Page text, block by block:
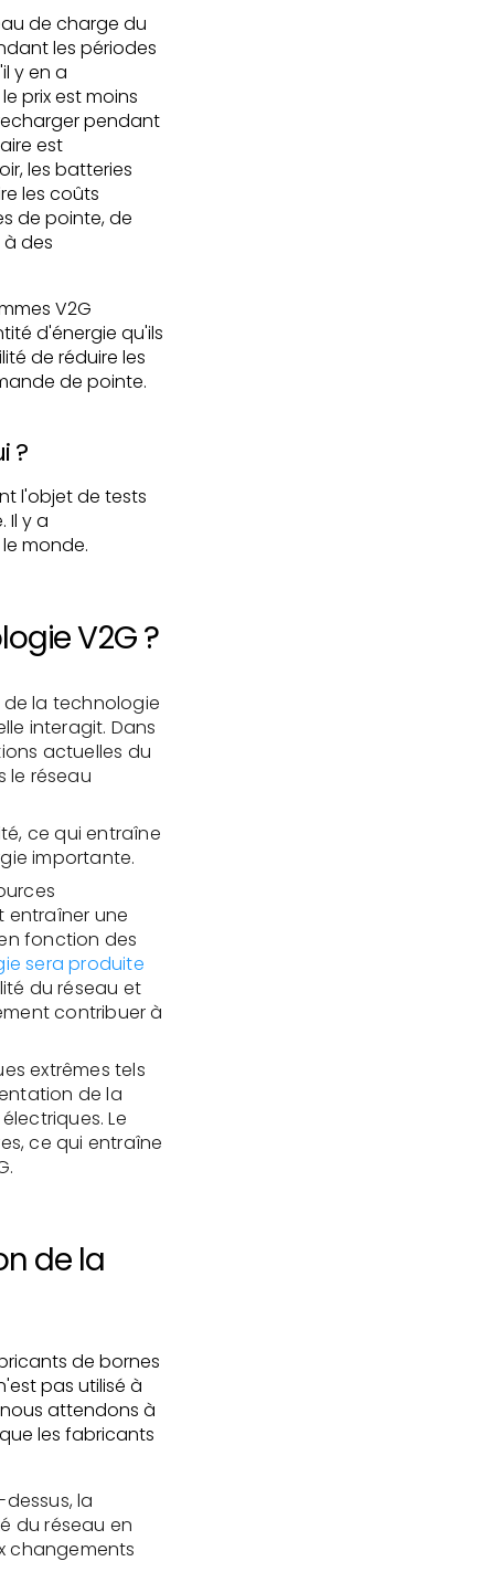
de charge du
les périodes
y en a
prix est moins
pendant
est
les batteries
les coûts
de pointe, de
des
V2G
d'énergie qu'ils
de réduire les
de pointe.
?
l'objet de tests
Il y a
monde.
V2G ?
de la technologie
interagit. Dans
actuelles du
le réseau
ce qui entraîne
importante.
entraîner une
fonction des
sera produite
du réseau et
contribuer à
extrêmes tels
de la
Le
ce qui entraîne
de la
de bornes
pas utilisé à
attendons à
les fabricants
la
du réseau en
changements